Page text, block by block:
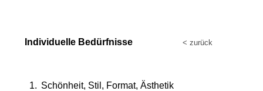
Individuelle Bedürfnisse < zurück
1. Schönheit, Stil, Format, Ästhetik